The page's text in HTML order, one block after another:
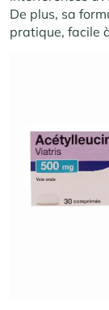
De plus, sa
pratique, facile